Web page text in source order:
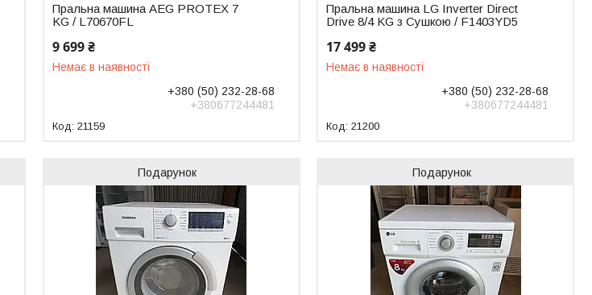
Пральна машина AEG PROTEX 7
KG / L70670FL
9 699 ₴
Немає в наявності
+380 (50) 232-28-68
+380677244481
21159
Пральна машина LG Inverter Direct
Drive 8/4 KG з Сушкою / F1403YD5
17 499 ₴
Немає в наявності
+380 (50) 232-28-68
+380677244481
21200
Подарунок Подарунок